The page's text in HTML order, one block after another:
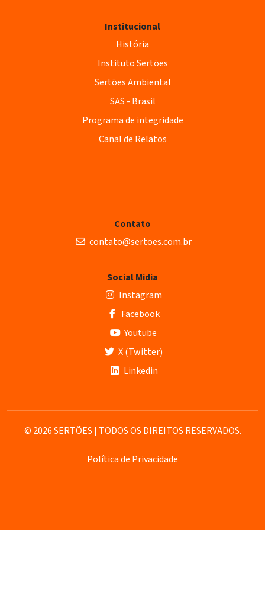
Institucional
História
Instituto Sertões
Sertões Ambiental
SAS - Brasil
Programa de integridade
Canal de Relatos
Contato
contato@sertoes.com.br
Social Midia
Instagram
Facebook
Youtube
X (Twitter)
Linkedin
© 2026 SERTÕES | TODOS OS DIREITOS RESERVADOS.
Política de Privacidade